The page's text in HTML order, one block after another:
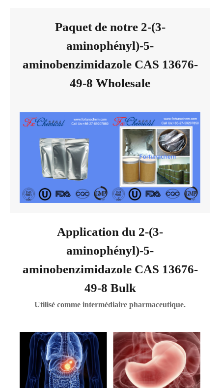
Paquet de notre 2-(3-
aminophényl)-5-
aminobenzimidazole CAS 13676-
49-8 Wholesale
Application du 2-(3-
aminophényl)-5-
aminobenzimidazole CAS 13676-
49-8 Bulk
Utilisé comme intermédiaire pharmaceutique.